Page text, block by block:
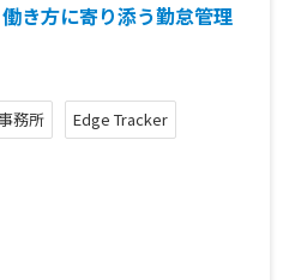
き方に寄り添う勤怠管理
務所 Edge Tracker